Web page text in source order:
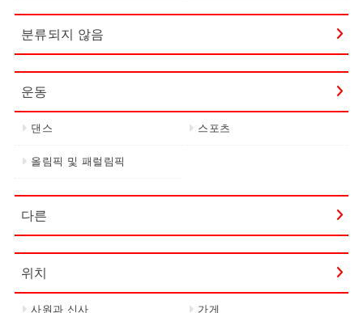
분류되지 않음
운동
댄스 스포츠
올림픽 및 패럴림픽
다른
위치
사원과 신사 가게